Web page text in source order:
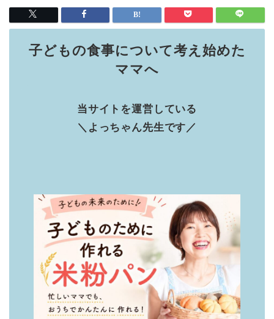
子どもの食事について考え始めた
ママへ
当サイトを運営している
＼よっちゃん先生です／